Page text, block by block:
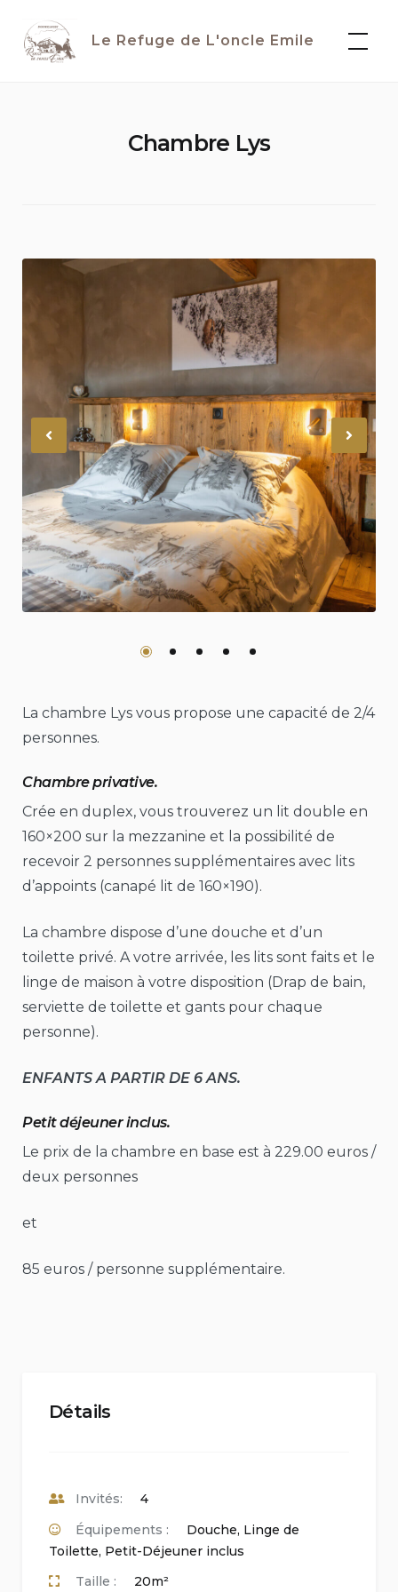
content
Le Refuge de L'oncle Emile
Chambre Lys
Previous
La chambre Lys vous propose une capacité de 2/4
personnes.
Chambre privative.
Crée en duplex, vous trouverez un lit double en
160×200 sur la mezzanine et la possibilité de
recevoir 2 personnes supplémentaires avec lits
d’appoints (canapé lit de 160×190).
La chambre dispose d’une douche et d’un
toilette privé. A votre arrivée, les lits sont faits et le
linge de maison à votre disposition (Drap de bain,
serviette de toilette et gants pour chaque
personne).
ENFANTS A PARTIR DE 6 ANS.
Petit déjeuner inclus.
Le prix de la chambre en base est à 229.00 euros /
deux personnes
et
85 euros / personne supplémentaire.
Détails
Invités:
4
Équipements :
Douche, Linge de
Toilette, Petit-Déjeuner inclus
Taille :
20m²